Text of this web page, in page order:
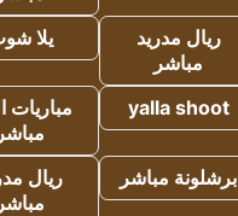
ريال مدريد
مباشر
يلا
yalla shoot
مباريات
مباشر
برشلونة مباشر
ريال
مباشر